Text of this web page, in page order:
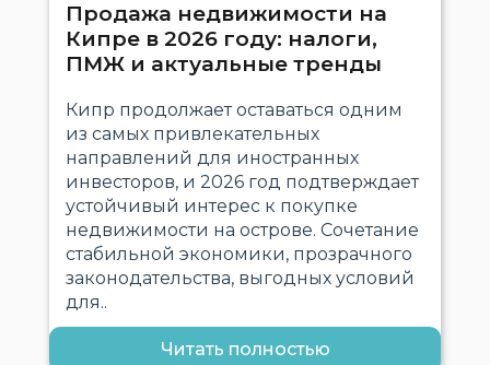
Продажа недвижимости на
Кипре в 2026 году: налоги,
ПМЖ и актуальные тренды
Кипр продолжает оставаться одним
из самых привлекательных
направлений для иностранных
инвесторов, и 2026 год подтверждает
устойчивый интерес к покупке
недвижимости на острове. Сочетание
стабильной экономики, прозрачного
законодательства, выгодных условий
для..
Читать полностью